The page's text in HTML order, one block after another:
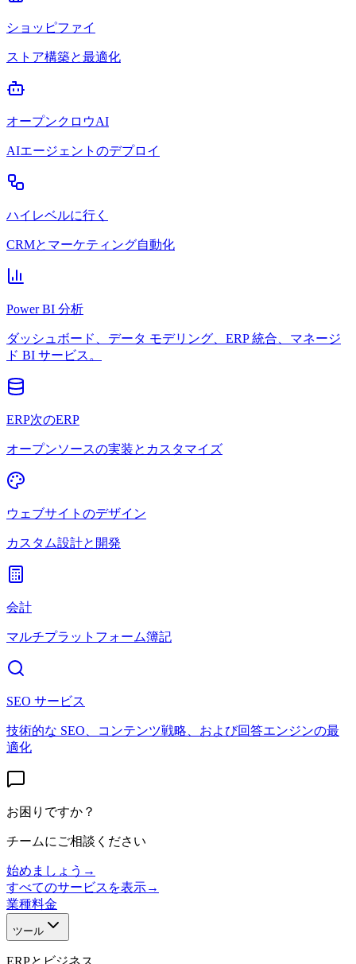
ショッピファイ
ストア構築と最適化
オープンクロウAI
AIエージェントのデプロイ
ハイレベルに行く
CRMとマーケティング自動化
Power BI 分析
ダッシュボード、データ モデリング、ERP 統合、マネージ
ド BI サービス。
ERP次のERP
オープンソースの実装とカスタマイズ
ウェブサイトのデザイン
カスタム設計と開発
会計
マルチプラットフォーム簿記
SEO サービス
技術的な SEO、コンテンツ戦略、および回答エンジンの最
適化
お困りですか？
チームにご相談ください
始めましょう →
すべてのサービスを表示→
業種料金
ツール
ERPとビジネス